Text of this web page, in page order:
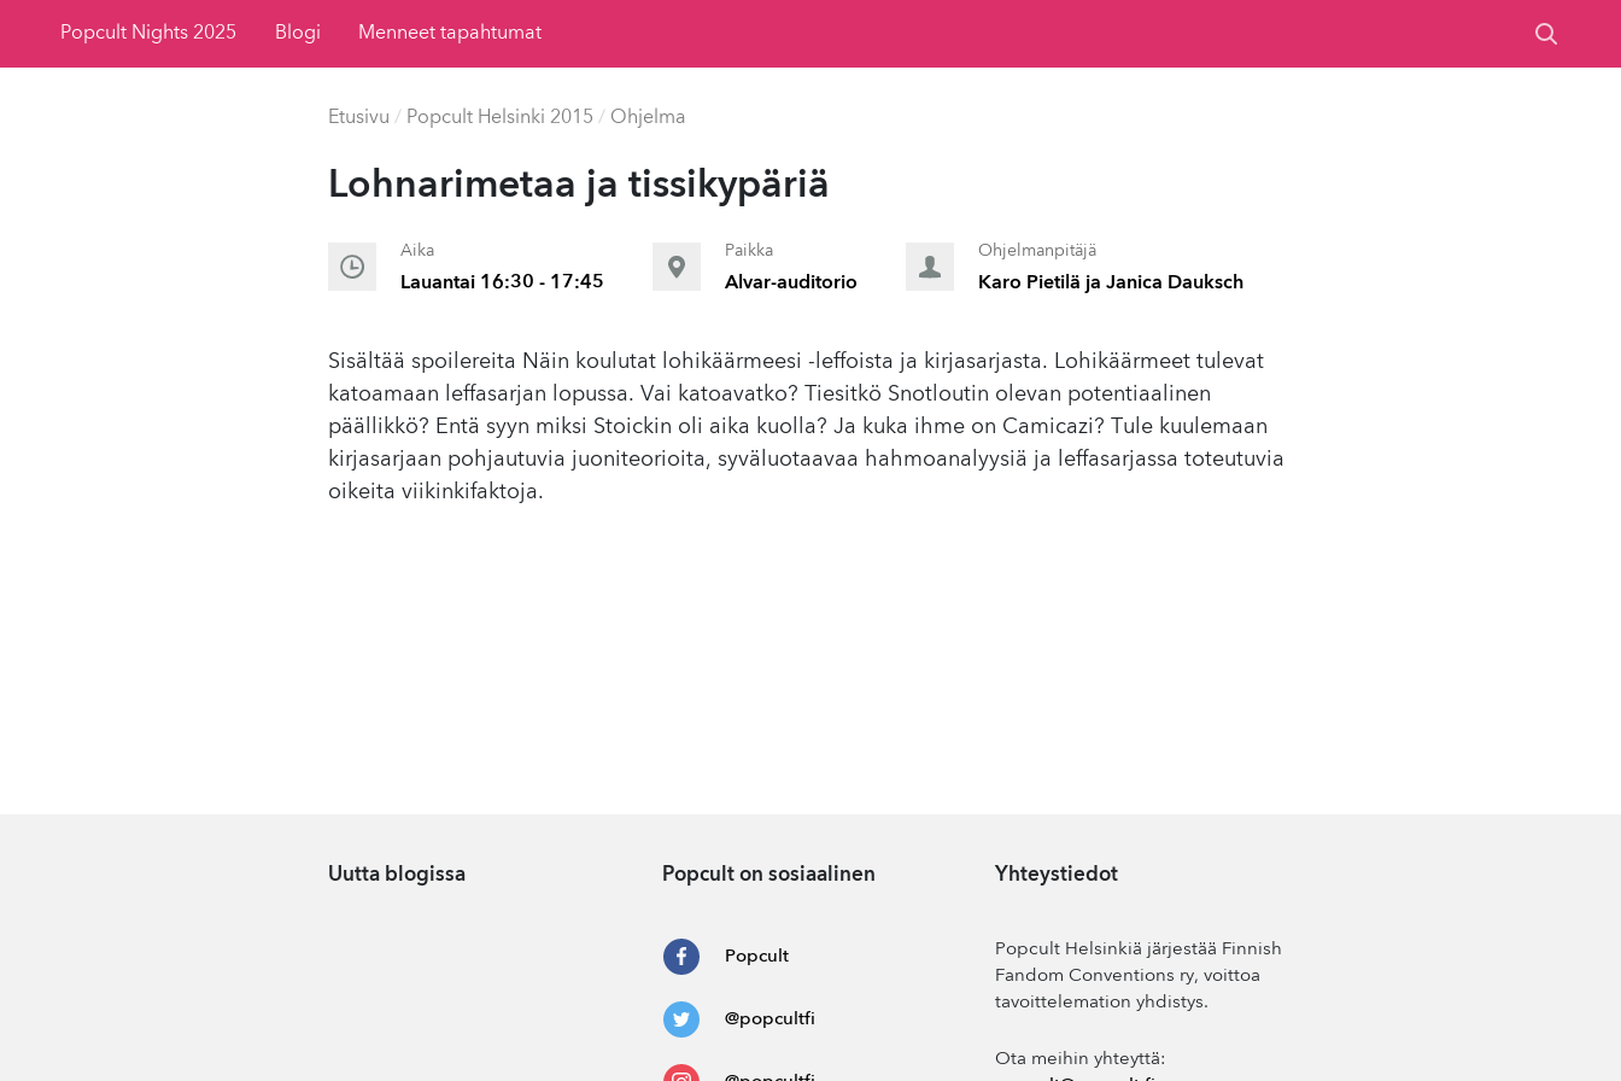
Popcult Nights 2025 Blogi Menneet tapahtumat
Etusivu / Popcult Helsinki 2015 / Ohjelma
Lohnarimetaa ja tis­sikypäriä
Aika
Lauantai 16:30 - 17:45
Paikka
Alvar-auditorio
Ohjelmanpitäjä
Karo Pietilä ja Janica Dauksch
Sisältää spoilereita Näin koulutat lohikäärmeesi -leffoista ja kirjasarjasta. Lohikäärmeet tulevat
katoamaan leffasarjan lopussa. Vai katoavatko? Tiesitkö Snotloutin olevan potentiaalinen
päällikkö? Entä syyn miksi Stoickin oli aika kuolla? Ja kuka ihme on Camicazi? Tule kuulemaan
kirjasarjaan pohjautuvia juoniteorioita, syväluotaavaa hahmoanalyysiä ja leffasarjassa toteutuvia
oikeita viikinkifaktoja.
Uutta blogissa Popcult on sosiaalinen
Popcult
@popcultfi
Yhteystiedot
Popcult Helsinkiä järjestää Finnish
Fandom Conventions ry, voittoa
tavoittelemation yhdistys.
Ota meihin yhteyttä: